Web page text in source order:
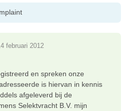
februari 2012
en spreken onze
is hiervan in kennis
afgeleverd bij de
Selektvracht B.V. mijn